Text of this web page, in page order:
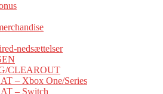
nedsættelser
CLEAROUT
– Xbox One/Series
– Switch